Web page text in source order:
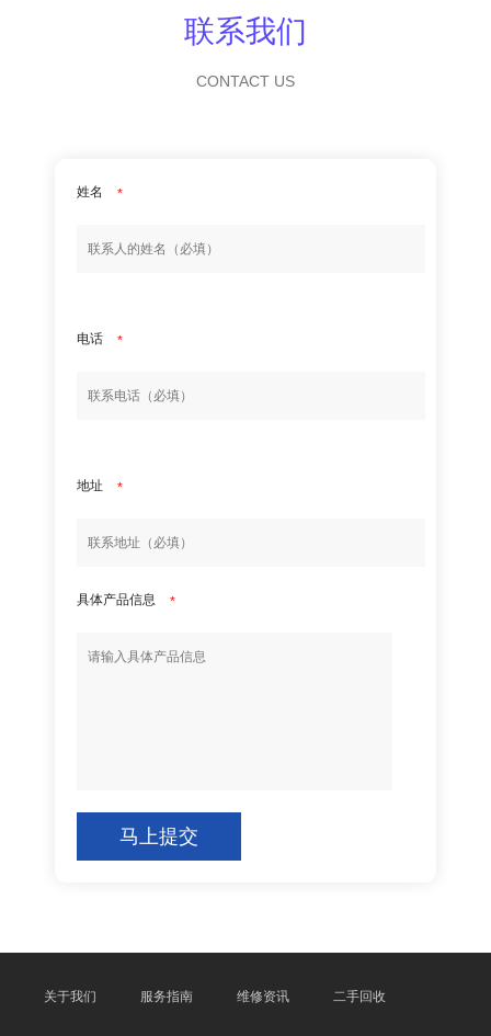
联系我们
CONTACT US
姓名 *
电话 *
地址 *
具体产品信息 *
马上提交
关于我们 服务指南 维修资讯 二手回收